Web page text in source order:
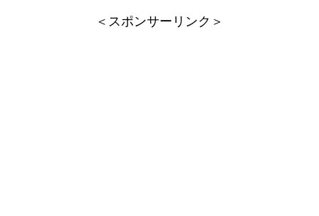
＜スポンサーリンク＞